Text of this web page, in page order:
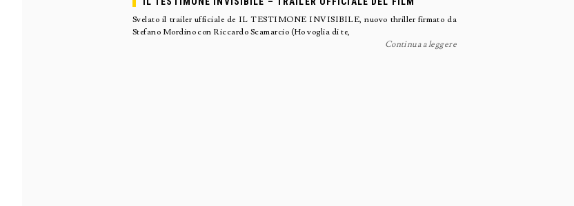
Svelato il trailer ufficiale de IL TESTIMONE INVISIBILE, nuovo thriller firmato da
Stefano Mordino con Riccardo Scamarcio (Ho voglia di te,
Continua a leggere